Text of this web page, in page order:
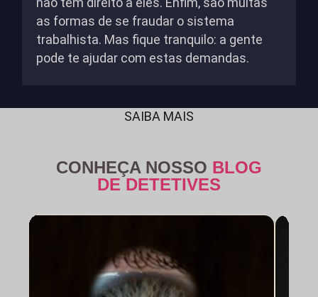
as formas de se fraudar o sistema
trabalhista. Mas fique tranquilo: a gente
pode te ajudar com estas demandas.
SAIBA MAIS
CONHEÇA NOSSO BLOG
DE DETETIVES